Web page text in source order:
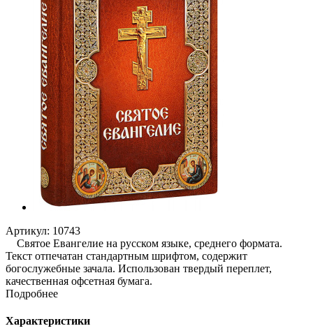
Артикул: 10743
Святое Евангелие на русском языке, среднего формата.
Текст отпечатан стандартным шрифтом, содержит
богослужебные зачала. Использован твердый переплет,
качественная офсетная бумага.
Подробнее
Характеристики